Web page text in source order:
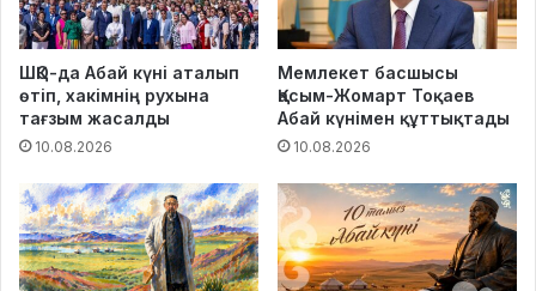
ШҚО-да Абай күні аталып
өтіп, хакімнің рухына
тағзым жасалды
10.08.2026
Мемлекет басшысы
Қасым-Жомарт Тоқаев
Абай күнімен құттықтады
10.08.2026